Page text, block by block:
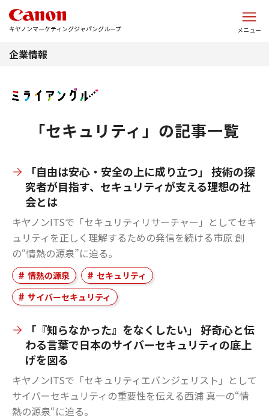
キヤノンマーケティングジャパングループ メニュー
企業情報
「セキュリティ」の記事一覧
「自由は安心・安全の上に成り立つ」 技術の探
究者が目指す、セキュリティが支える理想の社
会とは
キヤノンITSで「セキュリティリサーチャー」としてセキ
ュリティを正しく理解するための発信を続ける市原 創
の“情熱の源泉”に迫る。
情熱の源泉
セキュリティ
サイバーセキュリティ
「『知らなかった』をなくしたい」 好奇心と伝
わる言葉で日本のサイバーセキュリティの底上
げを図る
キヤノンITSで「セキュリティエバンジェリスト」として
サイバーセキュリティの重要性を伝える西浦 真一の“情
熱の源泉“に迫る。